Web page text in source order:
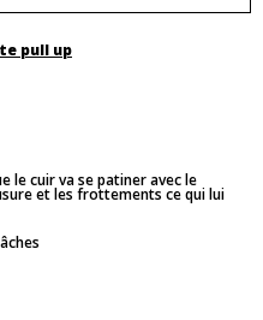
pull up
le cuir va se patiner avec le
et les frottements ce qui lui